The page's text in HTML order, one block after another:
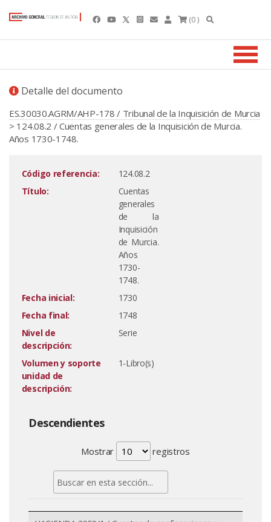
(0 )
Detalle del documento
ES.30030.AGRM/AHP-178 / Tribunal de la Inquisición de Murcia
> 124.08.2 / Cuentas generales de la Inquisición de Murcia.
Años 1730-1748.
Código referencia:
124.08.2
Título:
Cuentas
generales
de la
Inquisición
de Murcia.
Años
1730-
1748.
Fecha inicial:
1730
Fecha final:
1748
Nivel de
descripción:
Serie
Volumen y soporte
unidad de
descripción:
1-Libro(s)
Descendientes
Mostrar registros